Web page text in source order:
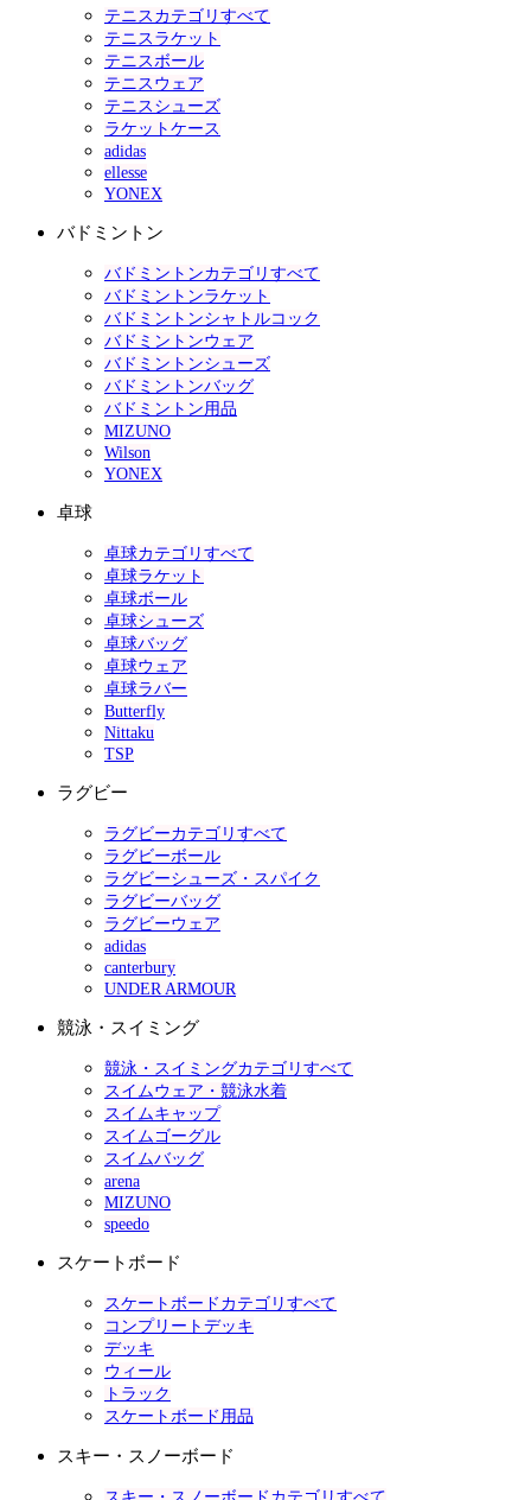
テニスカテゴリすべて
テニスラケット
テニスボール
テニスウェア
テニスシューズ
ラケットケース
adidas
ellesse
YONEX
バドミントン
バドミントンカテゴリすべて
バドミントンラケット
バドミントンシャトルコック
バドミントンウェア
バドミントンシューズ
バドミントンバッグ
バドミントン用品
MIZUNO
Wilson
YONEX
卓球
卓球カテゴリすべて
卓球ラケット
卓球ボール
卓球シューズ
卓球バッグ
卓球ウェア
卓球ラバー
Butterfly
Nittaku
TSP
ラグビー
ラグビーカテゴリすべて
ラグビーボール
ラグビーシューズ・スパイク
ラグビーバッグ
ラグビーウェア
adidas
canterbury
UNDER ARMOUR
競泳・スイミング
競泳・スイミングカテゴリすべて
スイムウェア・競泳水着
スイムキャップ
スイムゴーグル
スイムバッグ
arena
MIZUNO
speedo
スケートボード
スケートボードカテゴリすべて
コンプリートデッキ
デッキ
ウィール
トラック
スケートボード用品
スキー・スノーボード